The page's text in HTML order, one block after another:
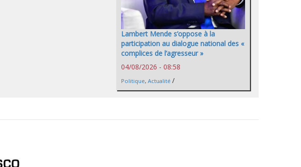
Lambert Mende s’oppose à la
participation au dialogue national des «
complices de l’agresseur »
04/08/2026 - 08:58
Politique, Actualité /